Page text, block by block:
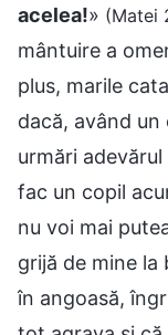
acelea!» (Matei
mântuire a
plus, marile
dacă, având un
urmări
fac un copil
nu voi mai
grijă de mine la
în angoasă,